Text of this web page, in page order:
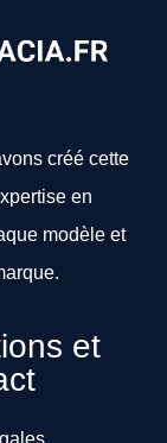
créé cette
en
modèle et
et